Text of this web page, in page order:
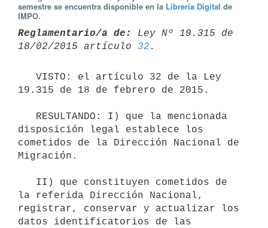
semestre se encuentra disponible en la Librería Digital de
IMPO.
Reglamentario/a de:
Ley Nº 19.315 de
18/02/2015 artículo 32
19.315 de 18 de febrero de 2015.
disposición legal establece los
cometidos de la Dirección Nacional de
Migración.
la referida Dirección Nacional,
registrar, conservar y actualizar los
datos identificatorios de las